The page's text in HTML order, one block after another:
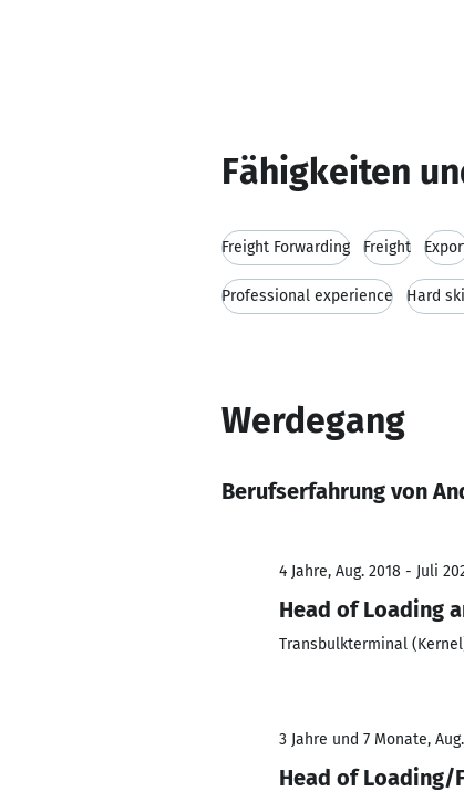
Fähigkeiten
Freight Forwarding Freight
Professional experience Hard
Werdegang
Berufserfahrung von
4 Jahre, Aug. 2018 - Juli
Head of Loading
Transbulkterminal
3 Jahre und 7 Monate,
Head of